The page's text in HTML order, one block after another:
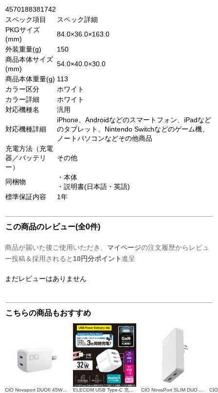
4570188381742
スペック項目
スペック詳細
PKGサイズ
(mm)
84.0×36.0×163.0
外装重量(g)
150
商品本体サイズ
(mm)
54.0×40.0×30.0
商品本体重量(g) 113
カラー区分
ホワイト
カラー詳細
ホワイト
対応機種名
汎用
対応機種詳細
iPhone、Androidなどのスマートフォン、iPadなど
のタブレット、Nintendo Switchなどのゲーム機、
ノートパソコンなどその他商品
充電方法（充電
器／バッテリ
ー）
その他
同梱物
・本体
・説明書(日本語・英語)
標準保証内容
1年
この商品のレビュー(全0件)
商品が届いた後ご使用いただき、 マイページの注文履歴からレビュ
ー投稿＆採用されると 10円分ポイント進呈
まだレビューはありません
こちらの商品もおすすめ
CIO Novaport DUOII 45W2C ホワイト(第2世代) CIO-G45W2C-N2-WH